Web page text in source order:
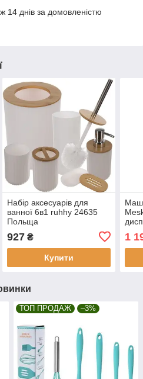
14 днів за домовленістю
Набір аксесуарів для
ванної 6в1 ruhhy 24635
Польща
927₴
Купити
1
ТОП ПРОДАЖ –3%